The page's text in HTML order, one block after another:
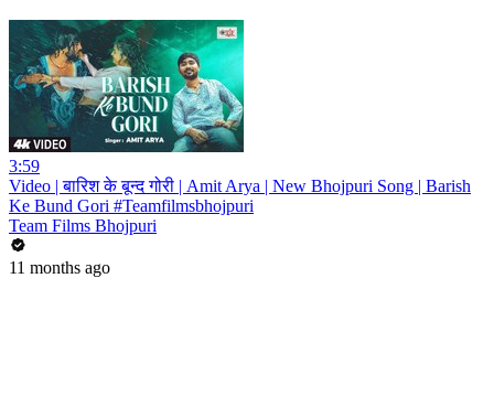
3:59
Video | बारिश के बून्द गोरी | Amit Arya | New Bhojpuri Song | Barish
Ke Bund Gori #Teamfilmsbhojpuri
Team Films Bhojpuri
11 months ago